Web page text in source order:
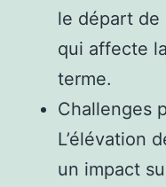
le départ de
qui affecte
terme.
Challenges
L’élévation
un impact